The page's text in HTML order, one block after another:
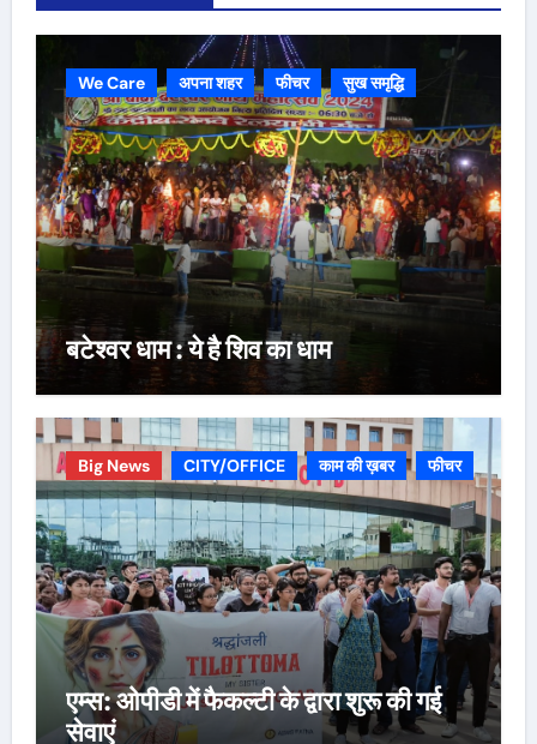
We Care अपना शहर फीचर सुख समृद्धि
बटेश्वर धाम : ये है शिव का धाम
Big News CITY/OFFICE काम की ख़बर फीचर
एम्स: ओपीडी में फैकल्टी के द्वारा शुरू की गई
सेवाएं